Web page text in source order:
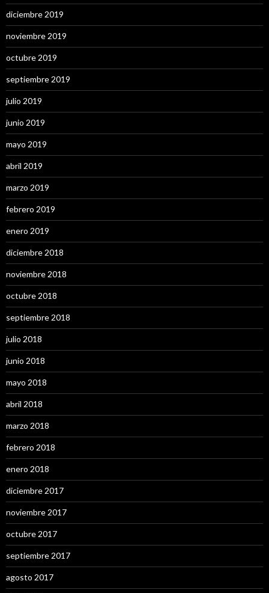
diciembre 2019
noviembre 2019
octubre 2019
septiembre 2019
julio 2019
junio 2019
mayo 2019
abril 2019
marzo 2019
febrero 2019
enero 2019
diciembre 2018
noviembre 2018
octubre 2018
septiembre 2018
julio 2018
junio 2018
mayo 2018
abril 2018
marzo 2018
febrero 2018
enero 2018
diciembre 2017
noviembre 2017
octubre 2017
septiembre 2017
agosto 2017